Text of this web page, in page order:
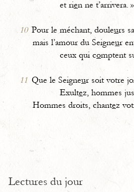
et rien ne t’arrivera. »
10 Pour le méchant, douleurs
mais l’amour du Seigneur
ceux qui comptent
11 Que le Seigneur soit votre
Exultez, hommes
Hommes droits, chantez
Lectures du jour